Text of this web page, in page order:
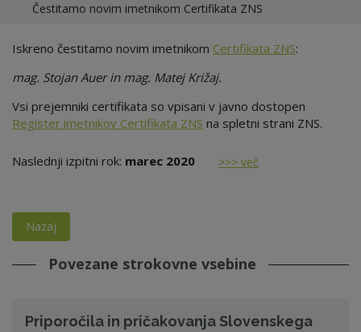
Čestitamo novim imetnikom Certifikata ZNS
Iskreno čestitamo novim imetnikom Certifikata ZNS:
mag. Stojan Auer in mag. Matej Križaj.
Vsi prejemniki certifikata so vpisani v javno dostopen
Register imetnikov Certifikata ZNS na spletni strani ZNS.
Naslednji izpitni rok: marec 2020 >>> več
Nazaj
Povezane strokovne vsebine
Priporočila in pričakovanja Slovenskega